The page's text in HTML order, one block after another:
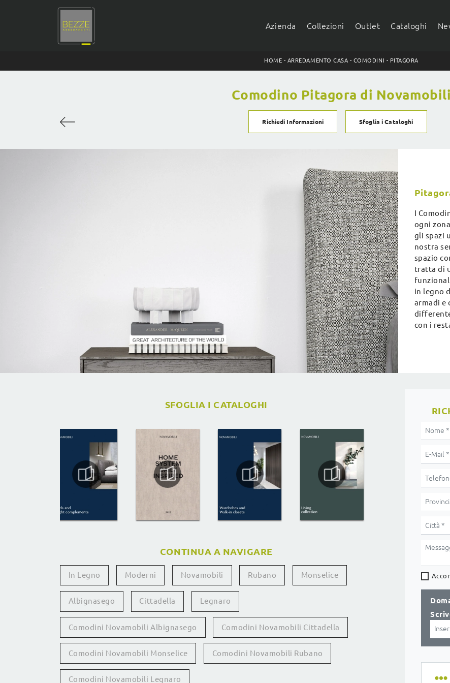
Azienda Collezioni Outlet Cataloghi
HOME - ARREDAMENTO CASA - COMODINI - PITAGORA
Comodino Pitagora di Novamobili
Richiedi Informazioni Sfoglia i Cataloghi
I
ogni
gli spazi
nostra
spazio
tratta di
in legno
armadi e
con i
SFOGLIA I CATALOGHI
CONTINUA A NAVIGARE
In Legno Moderni Novamobili Rubano Monselice
Albignasego Cittadella Legnaro
Comodini Novamobili Albignasego Comodini Novamobili Cittadella
Comodini Novamobili Monselice Comodini Novamobili Rubano
Comodini Novamobili Legnaro